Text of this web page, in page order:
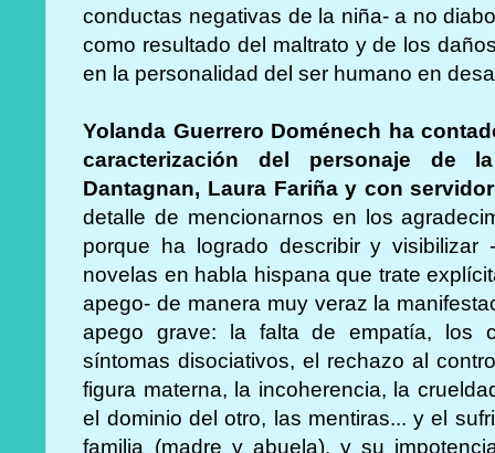
conductas negativas de la niña- a no
como resultado del maltrato y de los
en la personalidad del ser humano en
Yolanda Guerrero Doménech ha
caracterización del personaje de
Dantagnan, Laura Fariña y con
detalle de mencionarnos en los
porque ha logrado describir y
novelas en habla hispana que trate
apego- de manera muy veraz la
apego grave: la falta de empatía, los
síntomas disociativos, el rechazo al
figura materna, la incoherencia, la
el dominio del otro, las mentiras... y el
familia (madre y abuela), y su